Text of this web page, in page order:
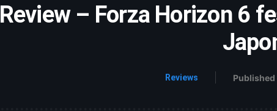
Review – Forza Horizon 6
Reviews Published